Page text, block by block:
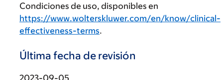
Condiciones de uso, disponibles en
https://www.wolterskluwer.com/en/know/clinical-
effectiveness-terms.
Última fecha de revisión
2023-09-05